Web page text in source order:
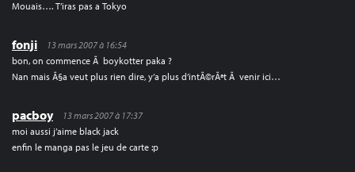
Mouais…. T’iras pas a Tokyo
fonji
13 mars 2007 à 16:54
bon, on commence Ã boykotter paka ?
Nan mais Ã§a veut plus rien dire, y’a plus d’intÃ©rÃªt Ã venir ici…
pacboy
13 mars 2007 à 17:37
moi aussi j’aime black jack
enfin le manga pas le jeu de carte :p